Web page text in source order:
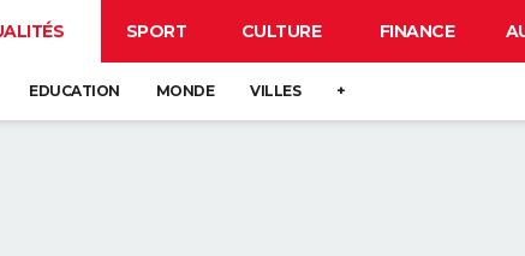
SPORT CULTURE FINANCE
EDUCATION MONDE VILLES +